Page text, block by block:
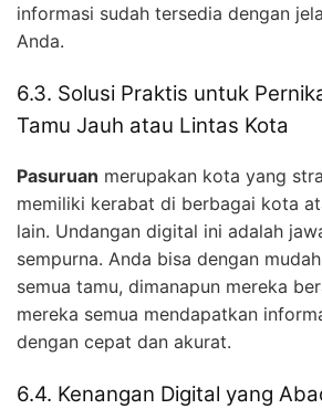
informasi sudah tersedia dengan
Anda.
6.3. Solusi Praktis untuk
Tamu Jauh atau Lintas Kota
Pasuruan merupakan kota yang
memiliki kerabat di berbagai kota
lain. Undangan digital ini adalah
sempurna. Anda bisa dengan
semua tamu, dimanapun mereka
mereka semua mendapatkan
dengan cepat dan akurat.
6.4. Kenangan Digital yang